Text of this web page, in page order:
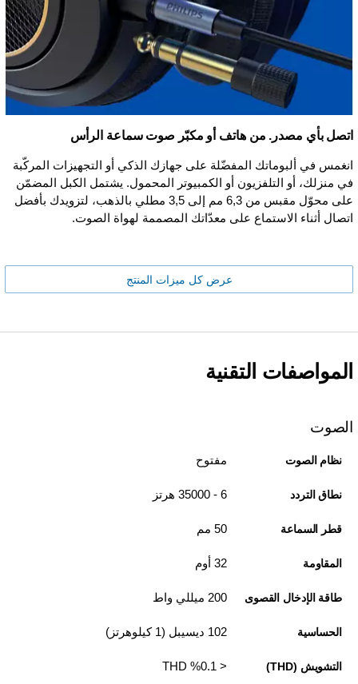
اتصل بأي مصدر. من هاتف أو مكبّر صوت سماعة الرأس
انغمس في ألبوماتك المفضّلة على جهازك الذكي أو التجهيزات المركّبة
في منزلك، أو التلفزيون أو الكمبيوتر المحمول. يشتمل الكبل المضمّن
على محوّل مقبس من 6,3 مم إلى 3,5 مطلي بالذهب، لتزويدك بأفضل
اتصال أثناء الاستماع على معدّاتك المصممة لهواة الصوت.
عرض كل ميزات المنتج
المواصفات التقنية
الصوت
نظام الصوت مفتوح
نطاق التردد 6 - 35000 هرتز
قطر السماعة 50 مم
المقاومة 32 أوم
طاقة الإدخال القصوى 200 ميللي واط
الحساسية 102 ديسيبل (1 كيلوهرتز)
التشويش (THD) < 0.1‏% THD